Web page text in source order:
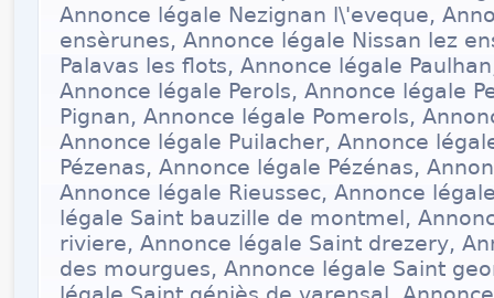
Annonce légale Nezignan l\'eveque,
ensèrunes, Annonce légale Nissan lez
Palavas les flots, Annonce légale
Annonce légale Perols, Annonce légale
Pignan, Annonce légale Pomerols,
Annonce légale Puilacher, Annonce
Pézenas, Annonce légale Pézénas,
Annonce légale Rieussec, Annonce
légale Saint bauzille de montmel,
riviere, Annonce légale Saint drezery,
des mourgues, Annonce légale Saint